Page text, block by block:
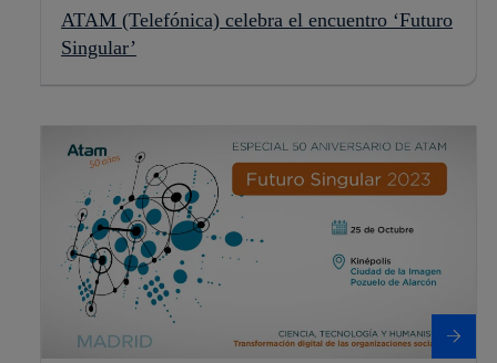
ATAM (Telefónica) celebra el encuentro ‘Futuro
Singular’